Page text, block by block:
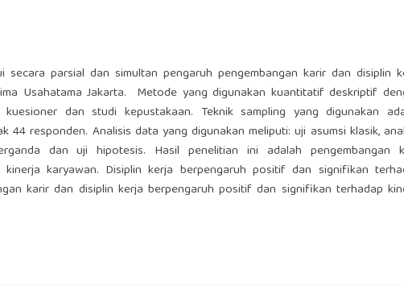
secara parsial dan simultan pengaruh pengembangan karir dan disiplin
Usahatama Jakarta. Metode yang digunakan kuantitatif deskriptif
dan studi kepustakaan. Teknik sampling yang digunakan
44 responden. Analisis data yang digunakan meliputi: uji asumsi klasik,
dan uji hipotesis. Hasil penelitian ini adalah pengembangan
karyawan. Disiplin kerja berpengaruh positif dan signifikan
karir dan disiplin kerja berpengaruh positif dan signifikan terhadap